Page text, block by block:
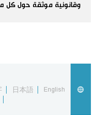
وقانونية موثقة حول كل
English
日本語